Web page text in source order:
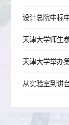
天津大学师生
从实验室到讲